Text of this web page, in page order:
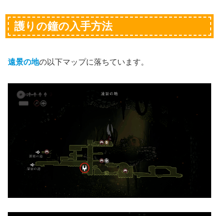
護りの鐘の入手方法
遠景の地の以下マップに落ちています。